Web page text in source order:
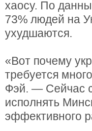
хаосу. По
73% людей на
ухудшаются.
«Вот почему
требуется
Фэй. — Сейчас
исполнять
эффективного